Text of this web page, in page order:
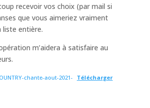
recevoir vos choix (par mail si
que vous aimeriez vraiment
liste entière.
m’aidera à satisfaire au
chante-aout-2021- Télécharger